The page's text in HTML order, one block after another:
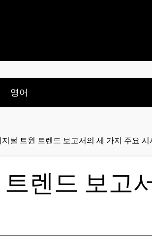
영어
지털 트윈 트렌드 보고서의 세 가지 주요 시
렌드 보고